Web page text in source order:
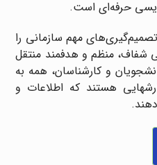
حرفه‌ای است.
مهم سازمانی را
شفاف، منظم و هدفمند منتقل
و کارشناسان، همه به
هستند که اطلاعات و